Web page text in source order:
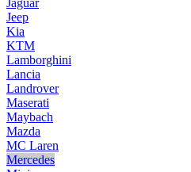
Jaguar
Jeep
Kia
KTM
Lamborghini
Lancia
Landrover
Maserati
Maybach
Mazda
MC Laren
Mercedes